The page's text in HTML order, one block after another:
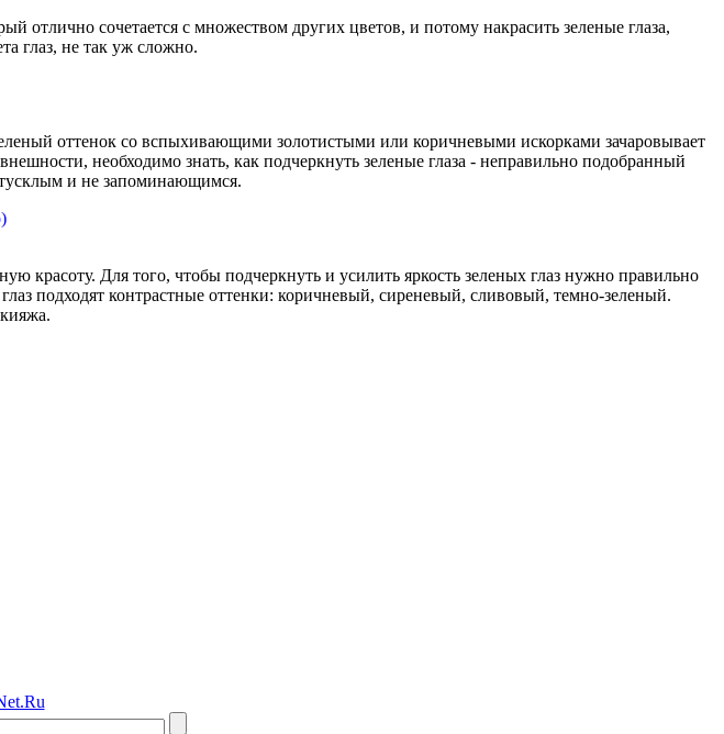
отлично сочетается с множеством других цветов, и потому накрасить зеленые глаза,
глаз, не так уж сложно.
оттенок со вспыхивающими золотистыми или коричневыми искорками зачаровывает
необходимо знать, как подчеркнуть зеленые глаза - неправильно подобранный
тусклым и не запоминающимся.
красоту. Для того, чтобы подчеркнуть и усилить яркость зеленых глаз нужно правильно
подходят контрастные оттенки: коричневый, сиреневый, сливовый, темно-зеленый.